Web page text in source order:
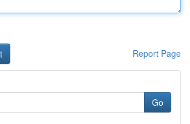
Report Page
Go